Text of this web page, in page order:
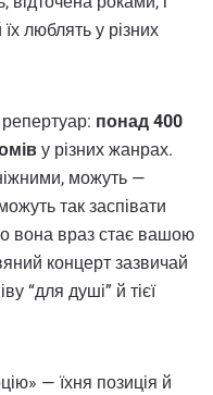
люблять у різних
понад 400
у різних жанрах.
можуть —
так заспівати
вона враз стає вашою
концерт зазвичай
“для душі” й тієї
— їхня позиція й